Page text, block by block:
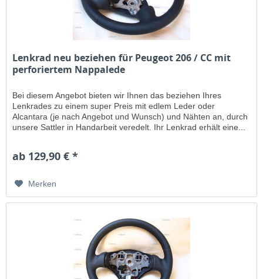
Lenkrad neu beziehen für Peugeot 206 / CC mit
perforiertem Nappalede
Bei diesem Angebot bieten wir Ihnen das beziehen Ihres
Lenkrades zu einem super Preis mit edlem Leder oder
Alcantara (je nach Angebot und Wunsch) und Nähten an, durch
unsere Sattler in Handarbeit veredelt. Ihr Lenkrad erhält eine...
ab 129,90 € *
Merken